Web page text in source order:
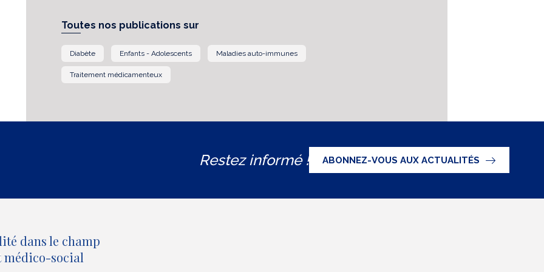
Toutes nos publications sur
Diabète Enfants - Adolescents Maladies auto-immunes
Traitement médicamenteux
Restez informé ! ABONNEZ-VOUS AUX ACTUALITÉS
dans le champ
médico-social